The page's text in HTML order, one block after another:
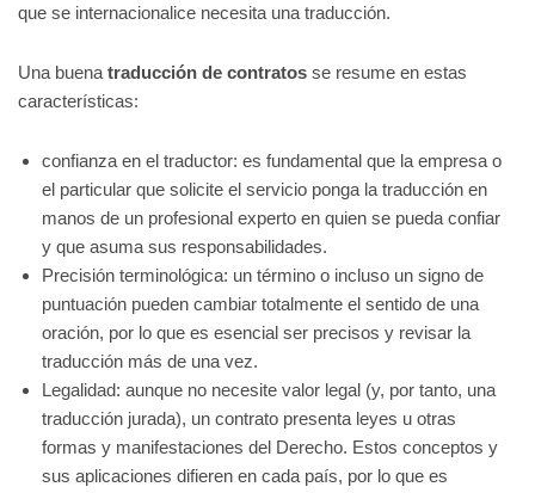
que se internacionalice necesita una traducción.
Una buena traducción de contratos se resume en estas
características:
confianza en el traductor: es fundamental que la empresa o
el particular que solicite el servicio ponga la traducción en
manos de un profesional experto en quien se pueda confiar
y que asuma sus responsabilidades.
Precisión terminológica: un término o incluso un signo de
puntuación pueden cambiar totalmente el sentido de una
oración, por lo que es esencial ser precisos y revisar la
traducción más de una vez.
Legalidad: aunque no necesite valor legal (y, por tanto, una
traducción jurada), un contrato presenta leyes u otras
formas y manifestaciones del Derecho. Estos conceptos y
sus aplicaciones difieren en cada país, por lo que es